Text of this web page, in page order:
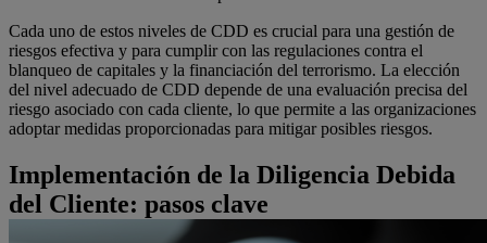
Cada uno de estos niveles de CDD es crucial para una gestión de
riesgos efectiva y para cumplir con las regulaciones contra el
blanqueo de capitales y la financiación del terrorismo. La elección
del nivel adecuado de CDD depende de una evaluación precisa del
riesgo asociado con cada cliente, lo que permite a las organizaciones
adoptar medidas proporcionadas para mitigar posibles riesgos.
Implementación de la Diligencia Debida
del Cliente: pasos clave